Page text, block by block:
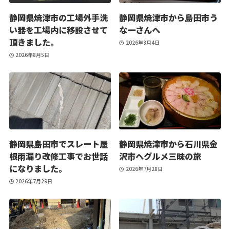
静岡県焼津市の工場外手洗
い器を工場内に移設させて
頂きました。
2026年8月5日
静岡県焼津市から島田市う
な一さんへ
2026年8月4日
静岡県島田市でスレート屋
根雨漏り改修工事でお世話
になりました。
2026年7月29日
静岡県焼津市から石川県金
沢市へグルメ三昧の旅
2026年7月28日